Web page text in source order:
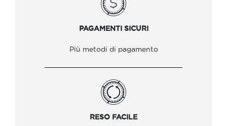
PAGAMENTI SICURI
Più metodi di pagamento
RESO FACILE